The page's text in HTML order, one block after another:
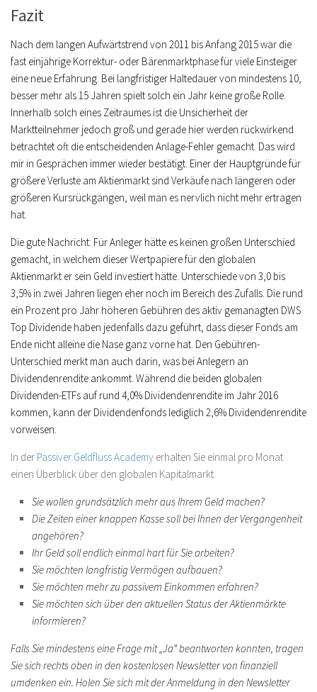
Fazit
Nach dem langen Aufwärtstrend von 2011 bis Anfang 2015 war die
fast einjährige Korrektur- oder Bärenmarktphase für viele Einsteiger
eine neue Erfahrung. Bei langfristiger Haltedauer von mindestens 10,
besser mehr als 15 Jahren spielt solch ein Jahr keine große Rolle.
Innerhalb solch eines Zeitraumes ist die Unsicherheit der
Marktteilnehmer jedoch groß und gerade hier werden rückwirkend
betrachtet oft die entscheidenden Anlage-Fehler gemacht. Das wird
mir in Gesprächen immer wieder bestätigt. Einer der Hauptgründe für
größere Verluste am Aktienmarkt sind Verkäufe nach längeren oder
größeren Kursrückgängen, weil man es nervlich nicht mehr ertragen
hat.
Die gute Nachricht: Für Anleger hätte es keinen großen Unterschied
gemacht, in welchem dieser Wertpapiere für den globalen
Aktienmarkt er sein Geld investiert hätte. Unterschiede von 3,0 bis
3,5% in zwei Jahren liegen eher noch im Bereich des Zufalls. Die rund
ein Prozent pro Jahr höheren Gebühren des aktiv gemanagten DWS
Top Dividende haben jedenfalls dazu geführt, dass dieser Fonds am
Ende nicht alleine die Nase ganz vorne hat. Den Gebühren-
Unterschied merkt man auch darin, was bei Anlegern an
Dividendenrendite ankommt. Während die beiden globalen
Dividenden-ETFs auf rund 4,0% Dividendenrendite im Jahr 2016
kommen, kann der Dividendenfonds lediglich 2,6% Dividendenrendite
vorweisen.
In der Passiver Geldfluss Academy erhalten Sie einmal pro Monat
einen Überblick über den globalen Kapitalmarkt.
Sie wollen grundsätzlich mehr aus Ihrem Geld machen?
Die Zeiten einer knappen Kasse soll bei Ihnen der Vergangenheit
angehören?
Ihr Geld soll endlich einmal hart für Sie arbeiten?
Sie möchten langfristig Vermögen aufbauen?
Sie möchten mehr zu passivem Einkommen erfahren?
Sie möchten sich über den aktuellen Status der Aktienmärkte
informieren?
Falls Sie mindestens eine Frage mit „Ja“ beantworten konnten, tragen
Sie sich rechts oben in den kostenlosen Newsletter von finanziell
umdenken ein. Holen Sie sich mit der Anmeldung in den Newsletter